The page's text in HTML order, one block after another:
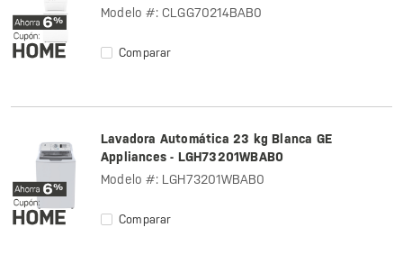
Modelo #: CLGG70214BAB0
Comparar
Lavadora Automática 23 kg Blanca GE
Appliances - LGH73201WBAB0
Modelo #: LGH73201WBAB0
Comparar